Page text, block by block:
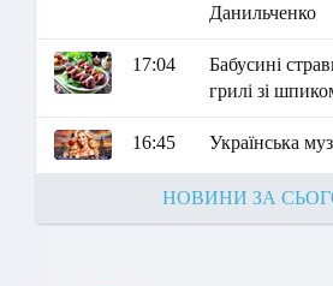
Данильченко
17:04
Бабусині
грилі зі
16:45 Українська
НОВИНИ ЗА